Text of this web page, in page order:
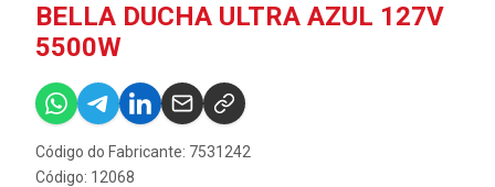
BELLA DUCHA ULTRA AZUL 127V
5500W
Código do Fabricante: 7531242
Código: 12068